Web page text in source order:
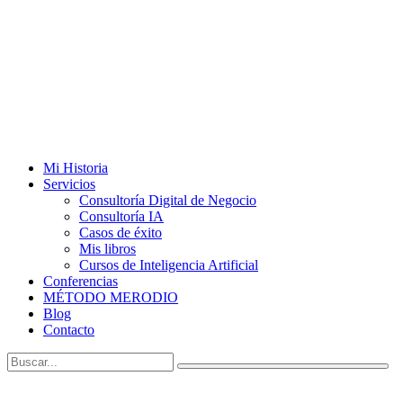
Mi Historia
Servicios
Consultoría Digital de Negocio
Consultoría IA
Casos de éxito
Mis libros
Cursos de Inteligencia Artificial
Conferencias
MÉTODO MERODIO
Blog
Contacto